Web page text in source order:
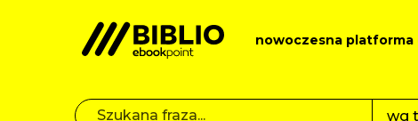
nowoczesna platforma